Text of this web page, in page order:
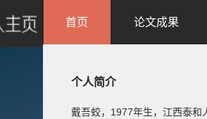
首页 论文成果
个人简介
戴吾蛟，1977年生，江西泰和